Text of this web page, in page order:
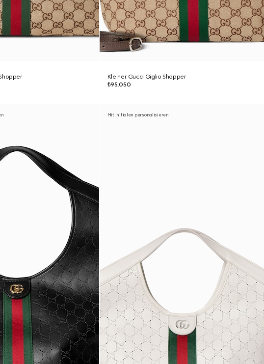
Kleiner Gucci Giglio Shopper
₺95.050
Mit Initialen personalisieren